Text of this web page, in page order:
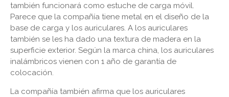
también funcionará como estuche de carga móvil.
Parece que la compañía tiene metal en el diseño de la
base de carga y los auriculares. A los auriculares
también se les ha dado una textura de madera en la
superficie exterior. Según la marca china, los auriculares
inalámbricos vienen con 1 año de garantía de
colocación.
La compañía también afirma que los auriculares